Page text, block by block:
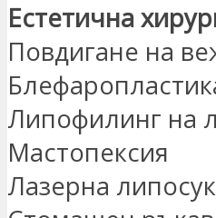
Естетична
Повдигане на
Липофилинг на
Мастопексия
Лазерна